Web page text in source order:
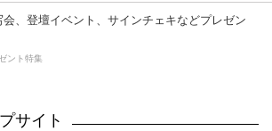
会、登壇イベント、サインチェキなどプレゼン
ント特集
サイト